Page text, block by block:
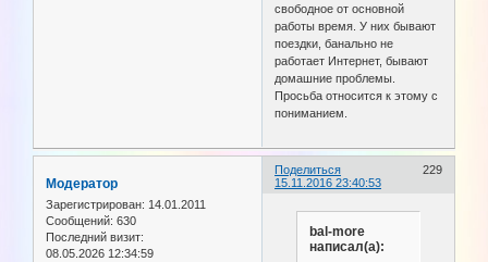
свободное от основной
работы время. У них бывают
поездки, банально не
работает Интернет, бывают
домашние проблемы.
Просьба относится к этому с
пониманием.
Поделиться
229
15.11.2016 23:40:53
Модератор
Зарегистрирован: 14.01.2011
Сообщений: 630
Последний визит:
08.05.2026 12:34:59
bal-more
написал(а):